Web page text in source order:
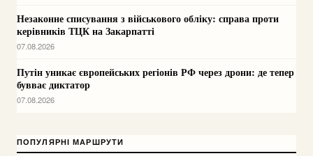
Незаконне списування з військового обліку: справа проти
керівників ТЦК на Закарпатті
07.08.2026
Путін уникає європейських регіонів РФ через дрони: де тепер
бувває диктатор
07.08.2026
ПОПУЛЯРНІ МАРШРУТИ